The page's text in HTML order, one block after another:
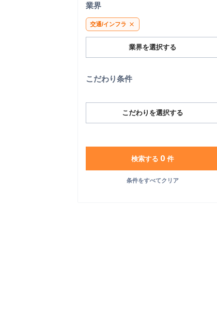
業界
交通/インフラ close
業界を選択する
こだわり条件
こだわりを選択する
検索する 0件
条件をすべてクリア